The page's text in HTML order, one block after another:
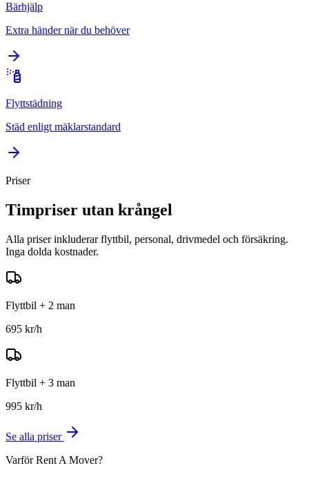
Bärhjälp
Extra händer när du behöver
Flyttstädning
Städ enligt mäklarstandard
Priser
Timpriser utan krångel
Alla priser inkluderar flyttbil, personal, drivmedel och försäkring.
Inga dolda kostnader.
Flyttbil + 2 man
695 kr/h
Flyttbil + 3 man
995 kr/h
Se alla priser
Varför Rent A Mover?